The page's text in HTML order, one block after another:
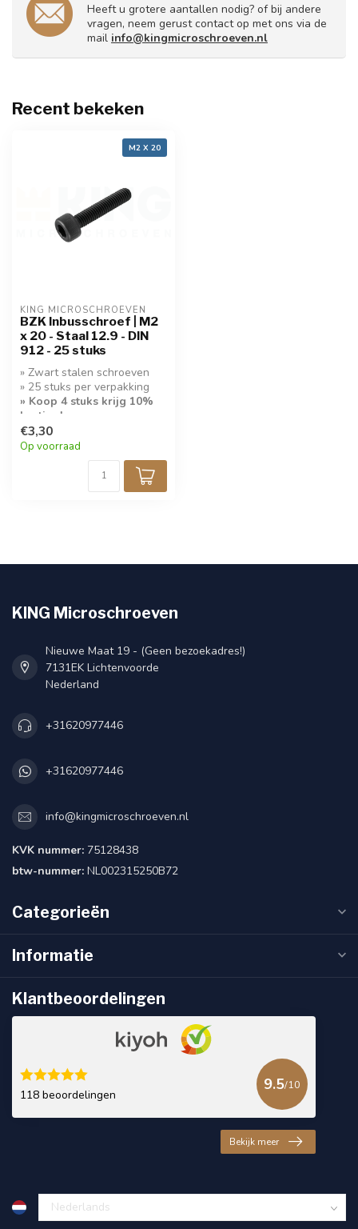
Heeft u grotere aantallen nodig? of bij andere
vragen, neem gerust contact op met ons via de
mail info@kingmicroschroeven.nl
Recent bekeken
M2 X 20
KING MICROSCHROEVEN
BZK Inbusschroef | M2
x 20 - Staal 12.9 - DIN
912 - 25 stuks
» Zwart stalen schroeven
» 25 stuks per verpakking
» Koop 4 stuks krijg 10%
korting!
€3,30
Op voorraad
KING Microschroeven
Nieuwe Maat 19 - (Geen bezoekadres!)
7131EK Lichtenvoorde
Nederland
+31620977446
+31620977446
info@kingmicroschroeven.nl
KVK nummer: 75128438
btw-nummer: NL002315250B72
Categorieën
Informatie
Klantbeoordelingen
118 beoordelingen
9.5/10
Bekijk meer